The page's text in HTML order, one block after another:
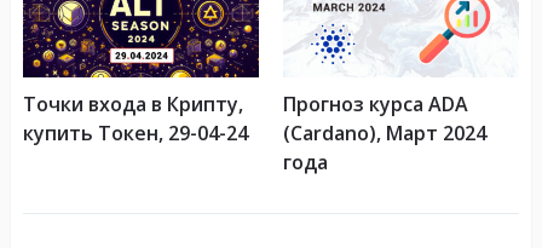
Точки входа в Крипту,
купить Токен, 29-04-24
Прогноз курса ADA
(Cardano), Март 2024
года